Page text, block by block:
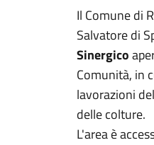
Il Comune di
Salvatore di
Sinergico
Comunità, in
lavorazioni
delle colture.
L'area è